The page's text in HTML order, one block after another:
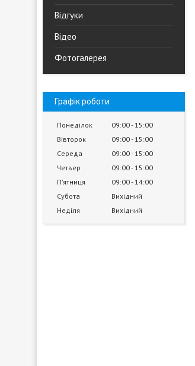
Відгуки
Відео
Фотогалерея
Графік роботи
Понеділок 09:00 15:00
Вівторок
09:00 15:00
Середа
09:00 15:00
Четвер
09:00 15:00
Пʼятниця
09:00 14:00
Субота
Вихідний
Неділя
Вихідний